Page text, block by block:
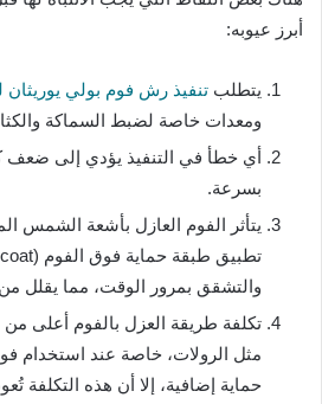
أبرز عيوبه:
يتطلب تنفيذ رش فوم بولي يوريثان
ومعدات خاصة لضبط السماكة
أي خطأ في التنفيذ يؤدي إلى ضعف
بسرعة.
يتأثر الفوم العازل بأشعة الشمس
والتشقق بمرور الوقت، مما يقلل
تكلفة طريقة العزل بالفوم أعلى من
مثل الرولات، خاصة عند استخدام
حماية إضافية، إلا أن هذه التكلفة